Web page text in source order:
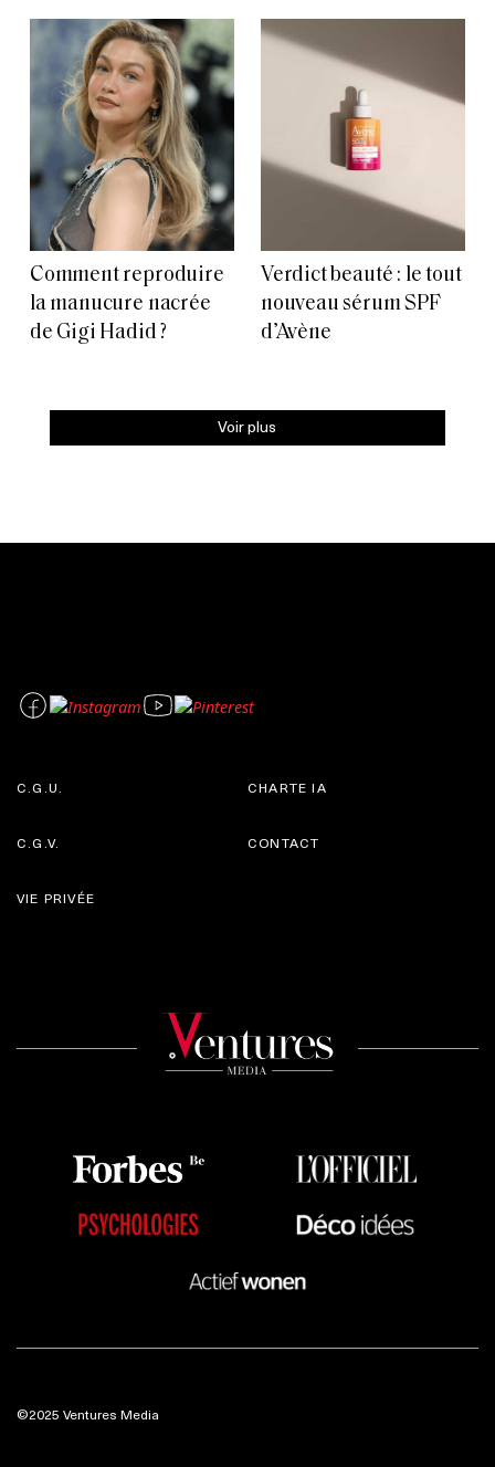
Comment reproduire
la manucure nacrée
de Gigi Hadid ?
Verdict beauté : le tout
nouveau sérum SPF
d’Avène
Voir plus
C.G.U.
C.G.V.
CHARTE IA
CONTACT
VIE PRIVÉE
©2025 Ventures Media